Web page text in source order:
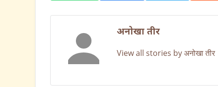
अनोखा तीर
View all stories by अनोखा